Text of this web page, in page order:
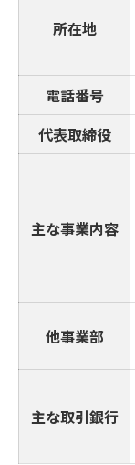
所在地
電話番号
代表取締役
主な事業内容
他事業部
主な取引銀行